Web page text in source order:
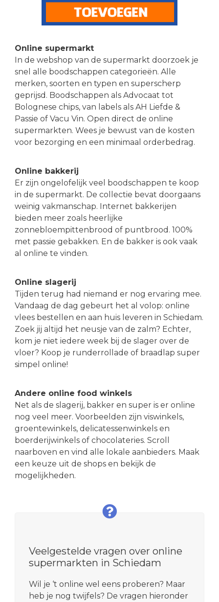
Online supermarkt
In de webshop van de supermarkt doorzoek je
snel alle boodschappen categorieën. Alle
merken, soorten en typen en superscherp
geprijsd. Boodschappen als Advocaat tot
Bolognese chips, van labels als AH Liefde &
Passie of Vacu Vin. Open direct de online
supermarkten. Wees je bewust van de kosten
voor bezorging en een minimaal orderbedrag.
Online bakkerij
Er zijn ongelofelijk veel boodschappen te koop
in de supermarkt. De collectie bevat doorgaans
weinig vakmanschap. Internet bakkerijen
bieden meer zoals heerlijke
zonnebloempittenbrood of puntbrood. 100%
met passie gebakken. En de bakker is ook vaak
al online te vinden.
Online slagerij
Tijden terug had niemand er nog ervaring mee.
Vandaag de dag gebeurt het al volop: online
vlees bestellen en aan huis leveren in Schiedam.
Zoek jij altijd het neusje van de zalm? Echter,
kom je niet iedere week bij de slager over de
vloer? Koop je runderrollade of braadlap super
simpel online!
Andere online food winkels
Net als de slagerij, bakker en super is er online
nog veel meer. Voorbeelden zijn viswinkels,
groentewinkels, delicatessenwinkels en
boerderijwinkels of chocolateries. Scroll
naarboven en vind alle lokale aanbieders. Maak
een keuze uit de shops en bekijk de
mogelijkheden.
Veelgestelde vragen over online
supermarkten in Schiedam
Wil je ‘t online wel eens proberen? Maar
heb je nog twijfels? De vragen hieronder